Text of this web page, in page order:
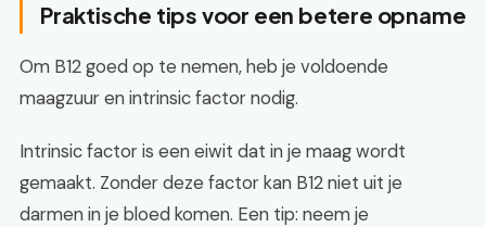
Praktische tips voor een betere opname
Om B12 goed op te nemen, heb je voldoende
maagzuur en intrinsic factor nodig.
Intrinsic factor is een eiwit dat in je maag wordt
gemaakt. Zonder deze factor kan B12 niet uit je
darmen in je bloed komen. Een tip: neem je